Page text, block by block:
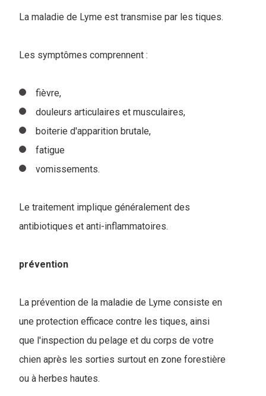
La maladie de Lyme est transmise par les tiques.
Les symptômes comprennent :
fièvre,
douleurs articulaires et musculaires,
boiterie d'apparition brutale,
fatigue
vomissements.
Le traitement implique généralement des
antibiotiques et anti-inflammatoires.
prévention
La prévention de la maladie de Lyme consiste en
une protection efficace contre les tiques, ainsi
que l'inspection du pelage et du corps de votre
chien après les sorties surtout en zone forestière
ou à herbes hautes.